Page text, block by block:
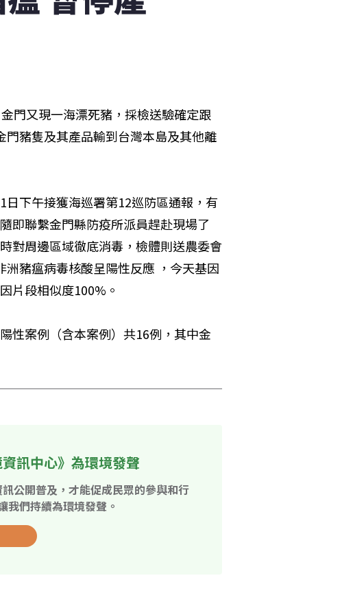
門又現一海漂死豬，採檢送驗確定跟
豬隻及其產品輸到台灣本島及其他離
下午接獲海巡署第12巡防區通報，有
即聯繫金門縣防疫所派員趕赴現場了
對周邊區域徹底消毒，檢體則送農委會
豬瘟病毒核酸呈陽性反應 ，今天基因
片段相似度100%。
性案例（含本案例）共16例，其中金
訊中心》為環境發聲
公開普及，才能促成民眾的參與和行
我們持續為環境發聲。